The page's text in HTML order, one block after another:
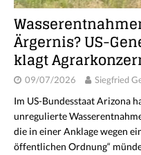
Ärgernis? US-
klagt
09/07/2026 Siegfried
Im US-Bundesstaat Arizona
unregulierte
die in einer Anklage wegen
öffentlichen Ordnung“